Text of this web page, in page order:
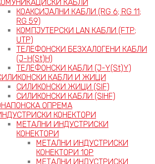
КАБЛИ
КОАКСИЈАЛНИ КАБЛИ (RG 6; RG 11;
RG 59)
КОМПЈУТЕРСКИ LAN КАБЛИ (FTP;
UTP)
ТЕЛЕФОНСКИ БЕЗХАЛОГЕНИ КАБЛИ
(J-H(St)H)
ТЕЛЕФОНСКИ КАБЛИ (J-Y(St)Y)
КАБЛИ И ЖИЦИ
СИЛИКОНСКИ ЖИЦИ (SIF)
СИЛИКОНСКИ КАБЛИ (SIHF)
ОПРЕМА
КОНЕКТОРИ
МЕТАЛНИ ИНДУСТРИСКИ
КОНЕКТОРИ
МЕТАЛНИ ИНДУСТРИСКИ
КОНЕКТОРИ 10P
МЕТАЛНИ ИНДУСТРИСКИ